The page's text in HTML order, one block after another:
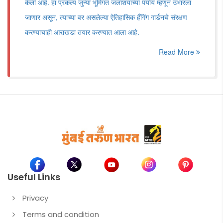
केली आहे. हा प्रकल्प जुन्या भूमिगत जलाशयाच्या पर्याय म्हणून उभारला
जाणार असून, त्याच्या वर असलेल्या ऐतिहासिक हँगिंग गार्डनचे संरक्षण
करण्याचाही आराखडा तयार करण्यात आला आहे.
Read More
Useful Links
Privacy
Terms and condition